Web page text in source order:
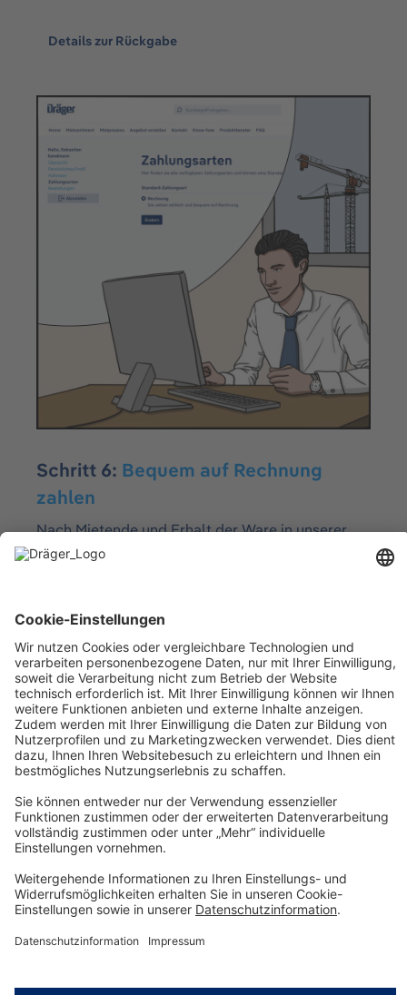
Details zur Rückgabe
Schritt 6: Bequem auf Rechnung
zahlen
Nach Mietende und Erhalt der Ware in unserer
Niederlassung erhalten Sie eine Rechnung per
begleichen.
Details zu Versand und Zahlungsbedingungen
Technology for Life
Service-Hotline
Informationen